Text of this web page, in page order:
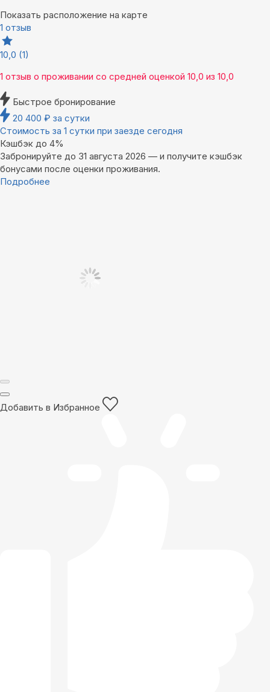
Показать расположение на карте
1 отзыв
10,0 (1)
1 отзыв о проживании со средней оценкой 10,0 из 10,0
Быстрое бронирование
20 400 ₽ за сутки
Стоимость за 1 сутки при заезде сегодня
Кэшбэк до 4%
Забронируйте до 31 августа 2026 — и получите кэшбэк
бонусами после оценки проживания.
Подробнее
Добавить в Избранное